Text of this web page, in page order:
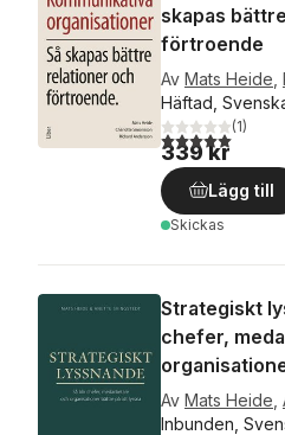
skapas
förtroende
Av Mats Heide
Häftad,
5,0utav 5(1)
339 kr
Lägg till
Skickas
Strategiskt
chefer,
Av Mats Heide
Inbunden,